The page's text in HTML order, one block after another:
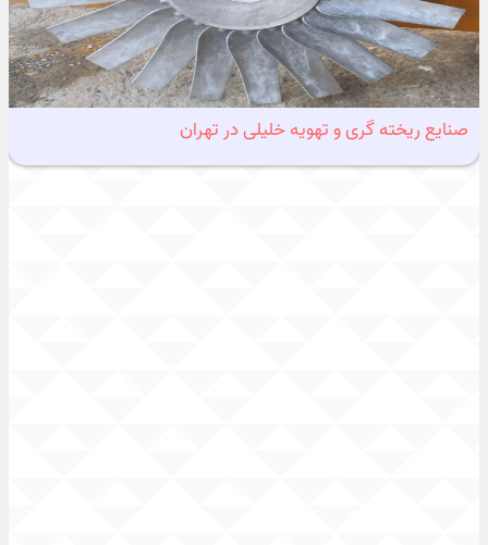
صنایع ریخته گری و تهویه خلیلی در تهران